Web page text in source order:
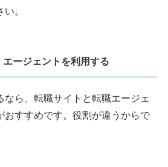
。
ージェントを利用する
なら、転職サイトと転職エージェ
おすすめです。役割が違うからで